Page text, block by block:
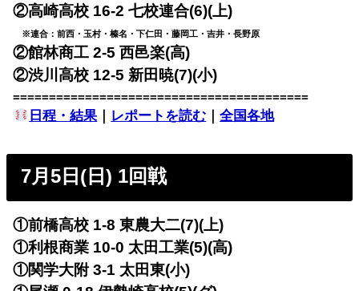
②高崎高校 16-2 七校連合(6)(上)
※連合：前西・玉村・榛名・下仁田・藤岡工・吉井・長野原
②館林商工 2-5 西邑楽(高)
②渋川高校 12-5 新田暁(7)(小)
=========================================
日程・結果｜ レポートを読む ｜全国各地
7月5日(日) 1回戦
①前橋高校 1-8 東農大二(7)(上)
①利根商業 10-0 太田工業(5)(高)
①関学大附 3-1 太田東(小)